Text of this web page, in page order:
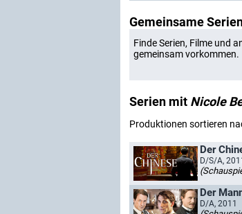
Gemeinsame
Finde Serien, Filme und
gemeinsam vorkommen.
Serien mit Nicole
Produktionen sortieren
Der
D/S/A, 2011
Der
D/A, 2011